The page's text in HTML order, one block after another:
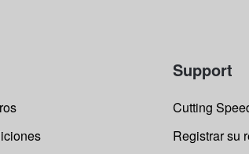
Support
Cutting
Registrar su